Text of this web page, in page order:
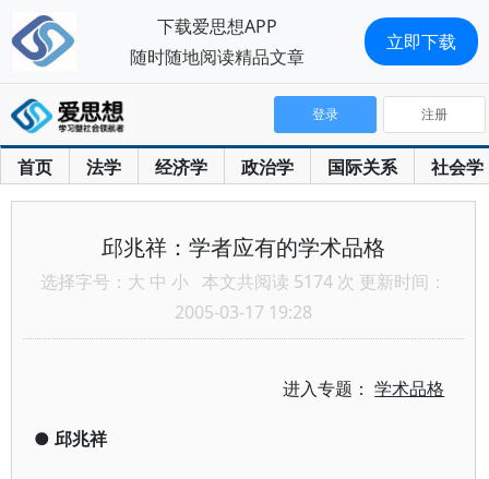
首页 法学 经济学 政治学 国际关系 社会学
登录 注册
邱兆祥：学者应有的学术品格
选择字号： 大 中 小 本文共阅读 5174 次 更新时间：
2005-03-17 19:28
进入专题：学术品格
● 邱兆祥
下载爱思想APP
随时随地阅读精品文章
立即下载